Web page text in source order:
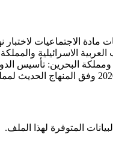
الاجتماعيات لاختبار
المتوفرة لهذا الملف.